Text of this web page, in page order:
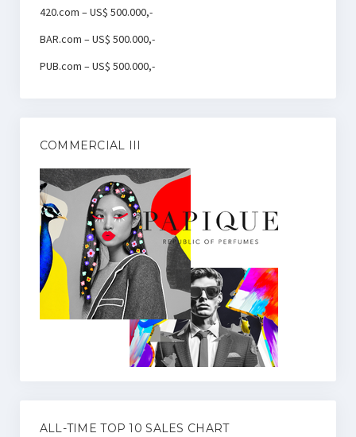
420.com – US$ 500.000,-
BAR.com – US$ 500.000,-
PUB.com – US$ 500.000,-
COMMERCIAL III
ALL-TIME TOP 10 SALES CHART